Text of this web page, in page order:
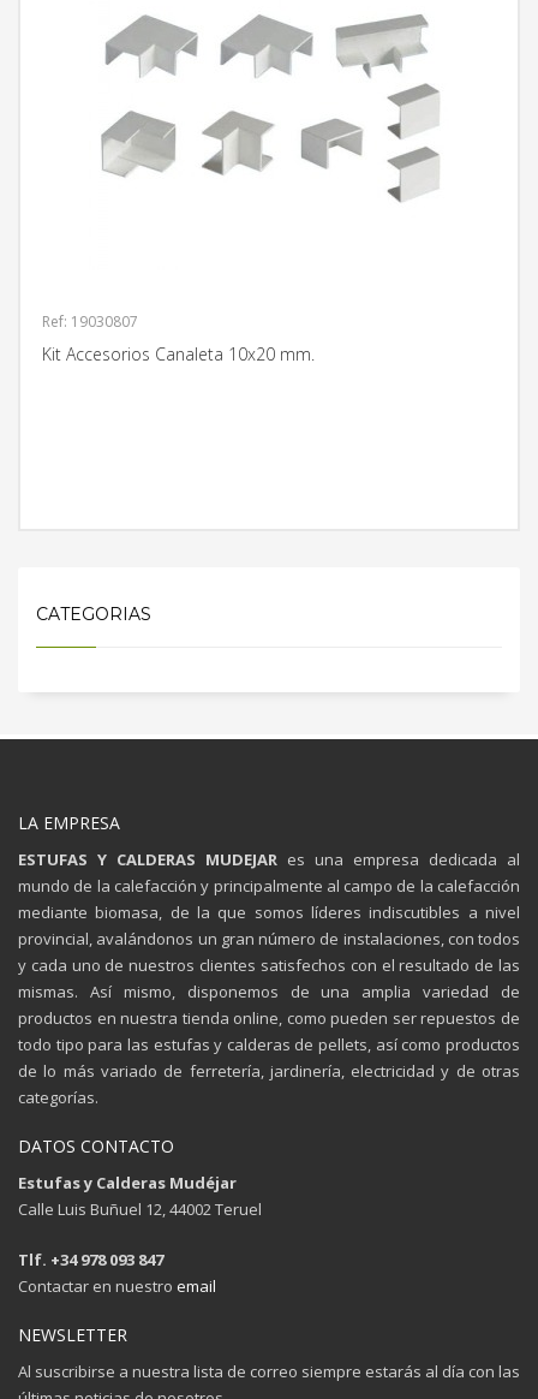
Ref: 19030807
Kit Accesorios Canaleta 10x20 mm.
CATEGORIAS
LA EMPRESA
ESTUFAS Y CALDERAS MUDEJAR es una empresa dedicada al
mundo de la calefacción y principalmente al campo de la calefacción
mediante biomasa, de la que somos líderes indiscutibles a nivel
provincial, avalándonos un gran número de instalaciones, con todos
y cada uno de nuestros clientes satisfechos con el resultado de las
mismas. Así mismo, disponemos de una amplia variedad de
productos en nuestra tienda online, como pueden ser repuestos de
todo tipo para las estufas y calderas de pellets, así como productos
de lo más variado de ferretería, jardinería, electricidad y de otras
categorías.
DATOS CONTACTO
Estufas y Calderas Mudéjar
Calle Luis Buñuel 12, 44002 Teruel
Tlf. +34 978 093 847
Contactar en nuestro email
NEWSLETTER
Al suscribirse a nuestra lista de correo siempre estarás al día con las